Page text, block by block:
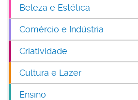
Beleza e Estética
Comércio e Indústria
Criatividade
Cultura e Lazer
Ensino